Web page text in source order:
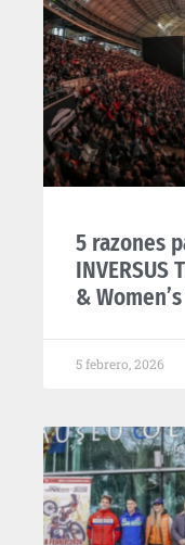
5 razones
&
5 febrero, 2026